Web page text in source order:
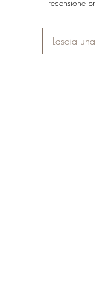
dall’olio di
naturale.
powder,
[Fragrance],
Xanthan gum,
recensione
Lascia